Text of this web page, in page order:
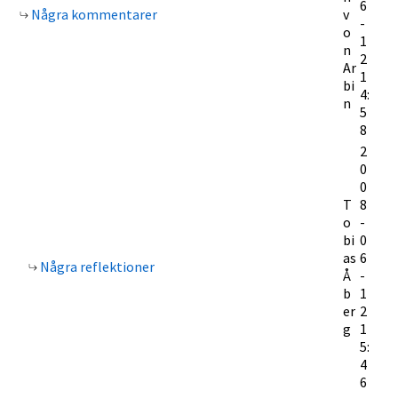
Några kommentarer
v
o
n
Ar
bi
n
6
-
1
2
1
4:
5
8
Några reflektioner
T
o
bi
as
Å
b
er
g
2
0
0
8
-
0
6
-
1
2
1
5:
4
6